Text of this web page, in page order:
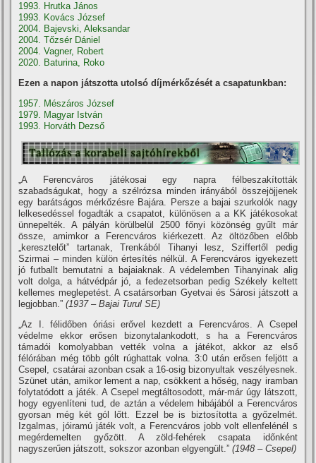
1993. Hrutka János
1993. Kovács József
2004. Bajevski, Aleksandar
2004. Tőzsér Dániel
2004. Vagner, Robert
2020. Baturina, Roko
Ezen a napon játszotta utolsó díjmérkőzését a csapatunkban:
1957. Mészáros József
1979. Magyar István
1993. Horváth Dezső
„A Ferencváros játékosai egy napra félbeszakí­tották
szabadságukat, hogy a szélrózsa minden irányából összejöjjenek
egy barátságos mérkőzésre Bajára. Persze a bajai szurkolók nagy
lelkesedéssel fogadták a csapatot, különösen a a KK játékosokat
ünnepelték. A pályán körülbelül 2500 főnyi közönség gyűlt már
össze, amimkor a Ferencváros kiérkezett. Az öltözőben előbb
„keresztelőt” tartanak, Trenkából Tihanyi lesz, Sziffertől pedig
Szirmai – minden külön értesí­tés nélkül. A Ferencváros igyekezett
jó futballt bemutatni a bajaiaknak. A védelemben Tihanyinak alig
volt dolga, a hátvédpár jó, a fedezetsorban pedig Székely keltett
kellemes meglepetést. A csatársorban Gyetvai és Sárosi játszott a
legjobban.”(1937 – Bajai Turul SE)
„Az I. félidőben óriási erővel kezdett a Ferencváros. A Csepel
védelme ekkor erősen bizonytalankodott, s ha a Ferencváros
támadói komolyabban vették volna a játékot, akkor az első
félórában még több gólt rúghattak volna. 3:0 után erősen feljött a
Csepel, csatárai azonban csak a 16-osig bizonyultak veszélyesnek.
Szünet után, amikor lement a nap, csökkent a hőség, nagy iramban
folytatódott a játék. A Csepel megtáltosodott, már-már úgy látszott,
hogy egyenlí­teni tud, de aztán a védelem hibájából a Ferencváros
gyorsan még két gól lőtt. Ezzel be is biztosí­totta a győzelmét.
Izgalmas, jóiramú játék volt, a Ferencváros jobb volt ellenfelénél s
megérdemelten győzött. A zöld-fehérek csapata időnként
nagyszerűen játszott, sokszor azonban elgyengült.”(1948 – Csepel)